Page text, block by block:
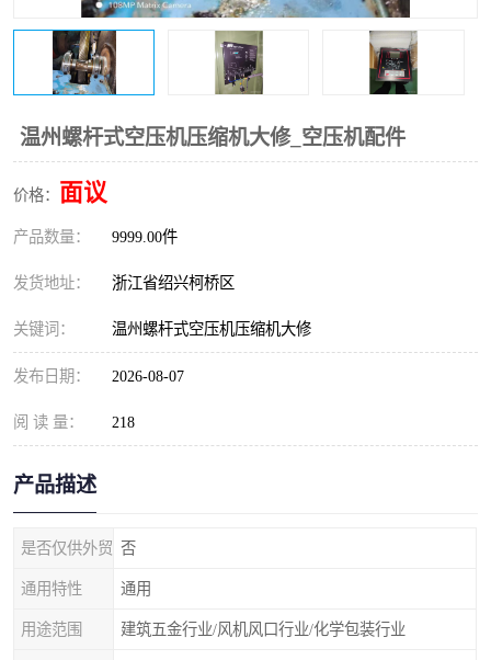
温州螺杆式空压机压缩机大修_空压机配件
价格： 面议
产品数量： 9999.00件
发货地址： 浙江省绍兴柯桥区
关键词： 温州螺杆式空压机压缩机大修
发布日期： 2026-08-07
阅 读 量： 218
产品描述
是否仅供外贸 否
通用特性 通用
用途范围 建筑五金行业/风机风口行业/化学包装行业
空气过滤器 阿特拉斯
冷却器 复盛FS-elliott离心机零件
CAMERON空压机维修 CAMERON空压机显示屏